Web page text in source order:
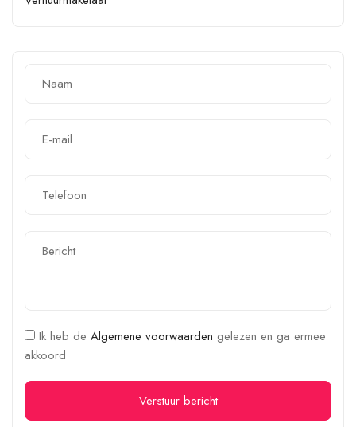
Ik heb de Algemene voorwaarden gelezen en ga ermee
akkoord
Verstuur bericht